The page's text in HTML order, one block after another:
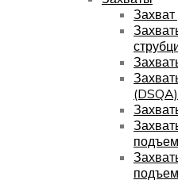
(DSQA)